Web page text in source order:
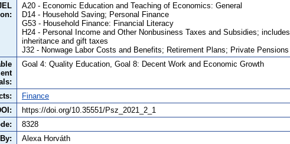
A20 - Economic Education and Teaching of Economics: General
D14 - Household Saving; Personal Finance
G53 - Household Finance: Financial Literacy
H24 - Personal Income and Other Nonbusiness Taxes and Subsidies; includes
inheritance and gift taxes
J32 - Nonwage Labor Costs and Benefits; Retirement Plans; Private Pensions
Goal 4: Quality Education, Goal 8: Decent Work and Economic Growth
Finance
https://doi.org/10.35551/Psz_2021_2_1
8328
Alexa Horváth